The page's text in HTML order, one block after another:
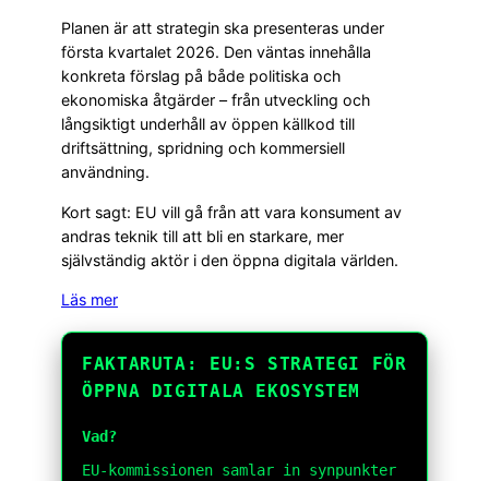
Planen är att strategin ska presenteras under
första kvartalet 2026. Den väntas innehålla
konkreta förslag på både politiska och
ekonomiska åtgärder – från utveckling och
långsiktigt underhåll av öppen källkod till
driftsättning, spridning och kommersiell
användning.
Kort sagt: EU vill gå från att vara konsument av
andras teknik till att bli en starkare, mer
självständig aktör i den öppna digitala världen.
Läs mer
FAKTARUTA: EU:S STRATEGI FÖR
ÖPPNA DIGITALA EKOSYSTEM
Vad?
EU-kommissionen samlar in synpunkter